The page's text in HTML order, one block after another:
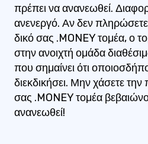
πρέπει να ανανεωθεί.
ανενεργό. Αν δεν
δικό σας .MONEY τομέα, ο
στην ανοιχτή ομάδα
που σημαίνει ότι
διεκδικήσει. Μην χάσετε
σας .MONEY τομέα
ανανεωθεί!